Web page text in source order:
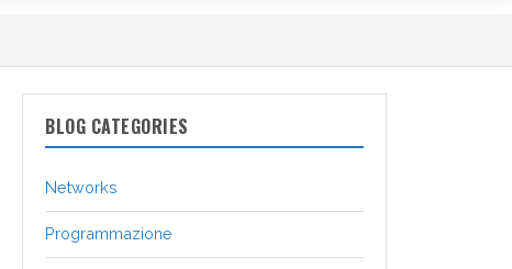
BLOG CATEGORIES
Networks
Programmazione